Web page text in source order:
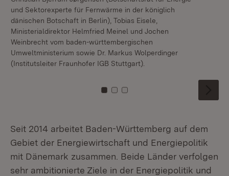
und Sektorexperte für Fernwärme in der königlich
dänischen Botschaft in Berlin), Tobias Eisele,
Ministerialdirektor Helmfried Meinel und Jochen
Weinbrecht vom baden-württembergischen
Umweltministerium sowie Dr. Markus Wolperdinger
(Institutsleiter Fraunhofer IGB Stuttgart).
Zu Kachel: 0
Zu Kachel: 1
Zu Kachel: 2
Seit 2014 arbeitet Baden-Württemberg auf dem
Gebiet der Energiewirtschaft und Energiepolitik
mit Dänemark zusammen. Beide Länder verfolgen
sehr ambitionierte Ziele in der Energiepolitik und